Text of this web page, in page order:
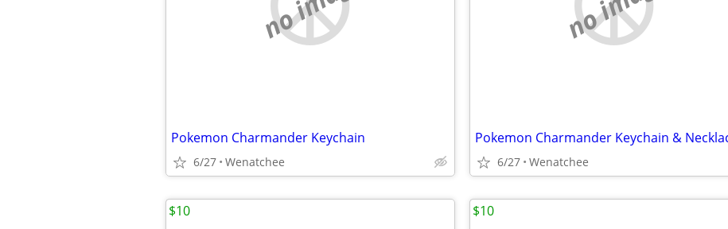
Pokemon Charmander Keychain
6/27 Wenatchee
Pokemon Charmander Keychain &
6/27 Wenatchee
$10 $10